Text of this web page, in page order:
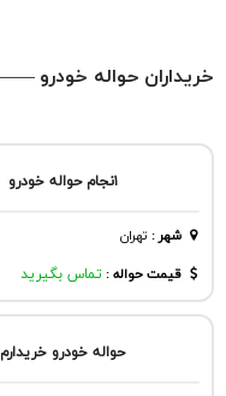
خریداران حواله خودرو
۱نجا‌م حواله خو‌درو‌
شهر: تهران
قیمت حواله : تماس بگیرید
حواله خودرو خریدارم